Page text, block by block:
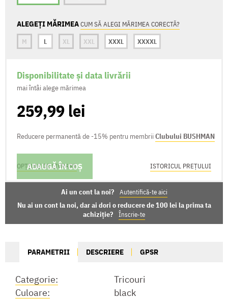
ALEGEȚI MĂRIMEACUM SĂ ALEGI MĂRIMEA CORECTĂ?
M
L XL XXL XXXL XXXXL
Disponibilitate și data livrării
mai întâi alege mărimea
259,99 lei
Reducere permanentă de -15% pentru membrii Clubului BUSHMAN
ADAUGĂ ÎN COȘ
OPȚIUNI DE LIVRARE ISTORICUL PREȚULUI
Ai un cont la noi? Autentifică-te aici
Nu ai un cont la noi, dar ai dori o reducere de 100 lei la prima ta
achiziție?
Înscrie-te
PARAMETRII DESCRIERE GPSR
Categorie:
Tricouri
Culoare:
black